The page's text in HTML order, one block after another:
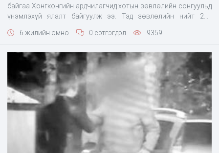
байгаа Хонгконгийн ардчилагчид хотын зөвлөлийн сонгуульд
үнэмлэхүй ялалт байгуулж ээ. Тэд зөвлөлийн нийт 241
баримтлагчид ердөө 28 суудал авчээ. Үлдсэнийг нь бие
тулд иргэдийн сонгуульд маш идэвхитэй оролцжээ. Нийт
сонгогчдын 71 хувь нь саналаа өгсөн нь 2,9
6 жилийн өмнө 0 сэтгэгдэл 9359